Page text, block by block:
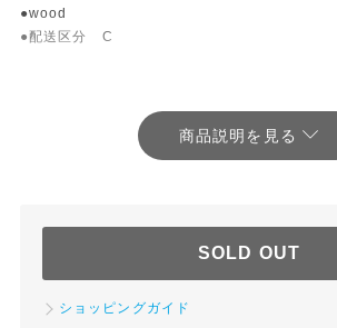
●wood
●配送区分 C
SOLD OUT
ショッピングガイド